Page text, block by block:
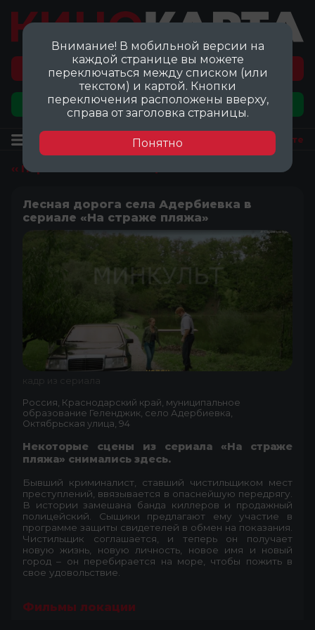
Перейти на карту локаций ©
Добавить локацию
Посмотреть на карте
‹‹ Перейти ко всем локациям
Лесная дорога села Адербиевка в
сериале «На страже пляжа»
кадр из сериала
Россия, Краснодарский край, муниципальное
образование Геленджик, село Адербиевка,
Октябрьская улица, 94
Некоторые сцены из сериала «На страже
пляжа» снимались здесь.
Бывший криминалист, ставший чистильщиком мест
преступлений, ввязывается в опаснейшую передрягу.
В истории замешана банда киллеров и продажный
полицейский. Сыщики предлагают ему участие в
программе защиты свидетелей в обмен на показания.
Чистильщик соглашается, и теперь он получает
новую жизнь, новую личность, новое имя и новый
город – он перебирается на море, чтобы пожить в
свое удовольствие.
Фильмы локации
Внимание! В мобильной версии на
каждой странице вы можете
переключаться между списком (или
текстом) и картой. Кнопки
переключения расположены вверху,
справа от заголовка страницы.
Понятно